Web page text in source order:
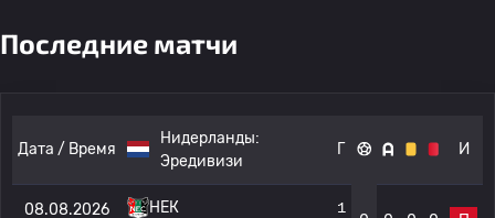
Последние матчи
Дата / Время
Нидерланды:
Эредивизи
Г И
08.08.2026
НЕК
1